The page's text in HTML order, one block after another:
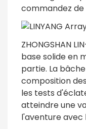
commandez de
ZHONGSHAN
base solide en
partie. La
composition
les tests
atteindre une
l'aventure avec